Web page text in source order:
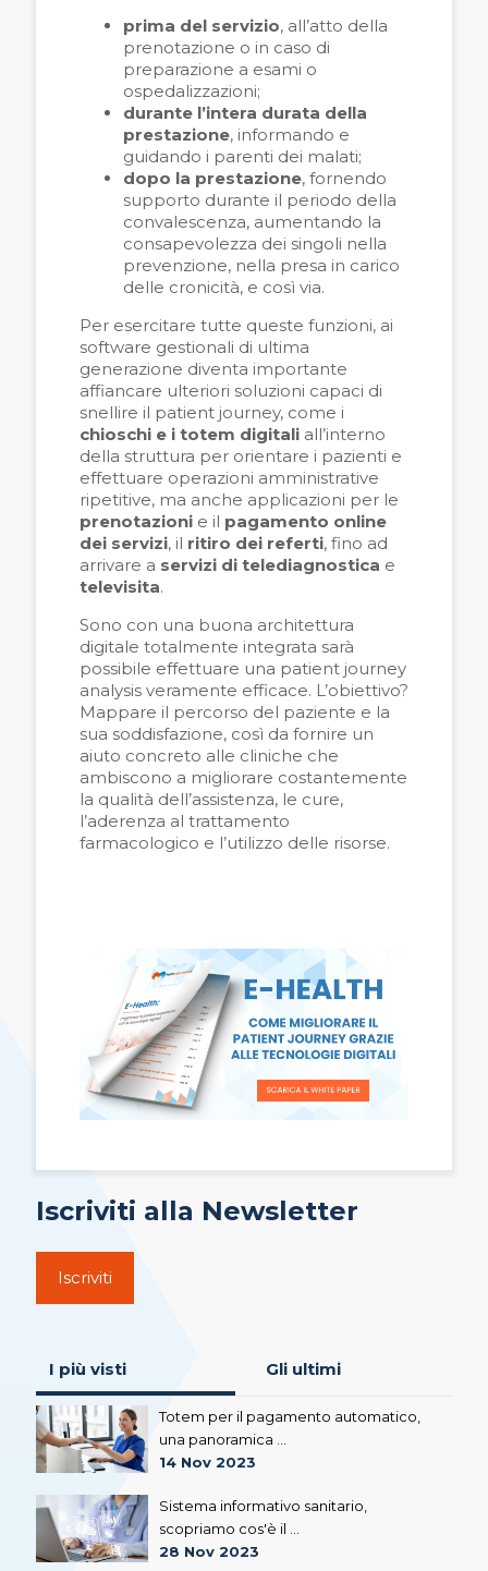
prima del servizio, all’atto della
prenotazione o in caso di
preparazione a esami o
ospedalizzazioni;
durante l’intera durata della
prestazione, informando e
guidando i parenti dei malati;
dopo la prestazione, fornendo
supporto durante il periodo della
convalescenza, aumentando la
consapevolezza dei singoli nella
prevenzione, nella presa in carico
delle cronicità, e così via.
Per esercitare tutte queste funzioni, ai
software gestionali di ultima
generazione diventa importante
affiancare ulteriori soluzioni capaci di
snellire il patient journey, come i
chioschi e i totem digitali all’interno
della struttura per orientare i pazienti e
effettuare operazioni amministrative
ripetitive, ma anche applicazioni per le
prenotazioni e il pagamento online
dei servizi, il ritiro dei referti, fino ad
arrivare a servizi di telediagnostica e
televisita.
Sono con una buona architettura
digitale totalmente integrata sarà
possibile effettuare una patient journey
analysis veramente efficace. L’obiettivo?
Mappare il percorso del paziente e la
sua soddisfazione, così da fornire un
aiuto concreto alle cliniche che
ambiscono a migliorare costantemente
la qualità dell’assistenza, le cure,
l’aderenza al trattamento
farmacologico e l’utilizzo delle risorse.
Iscriviti alla Newsletter
Iscriviti
I più visti Gli ultimi
Totem per il pagamento automatico,
una panoramica ...
14 Nov 2023
Sistema informativo sanitario,
scopriamo cos'è il ...
28 Nov 2023